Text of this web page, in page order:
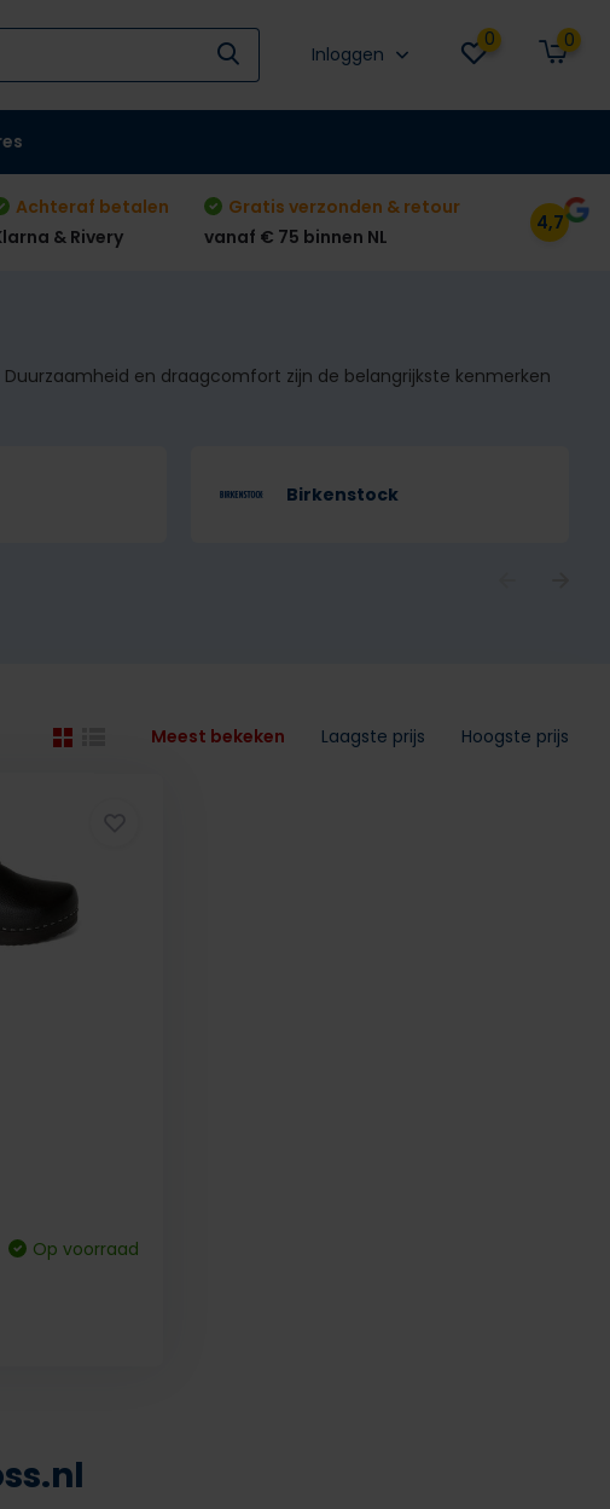
Inloggen
0 0
Achteraf betalen
& Rivery
Gratis verzonden & retour
vanaf € 75 binnen NL
4,7
en draagcomfort zijn de belangrijkste kenmerken
Birkenstock
Meest bekeken Laagste prijs Hoogste prijs
Op voorraad